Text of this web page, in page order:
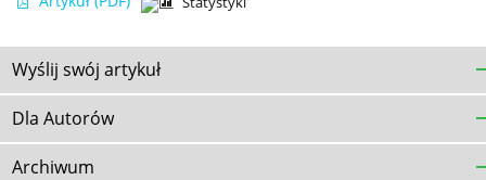
Wyślij swój artykuł
Dla Autorów
Archiwum